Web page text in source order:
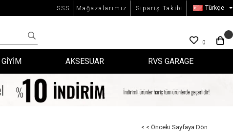
SSS Mağazalarımız Sipariş Takibi Türkçe
0
AKSESUAR RVS GARAGE
< < Önceki Sayfaya Dön